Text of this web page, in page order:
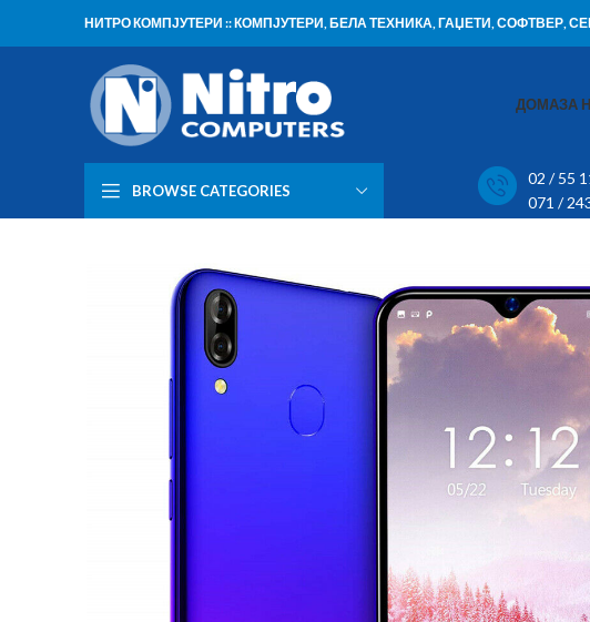
НИТРО КОМПЈУТЕРИ :: КОМПЈУТЕРИ, БЕЛА ТЕХНИКА, ГАЏЕТИ, СОФТВЕР,
ДОМАЗА
BROWSE CATEGORIES
02 / 55
071 /